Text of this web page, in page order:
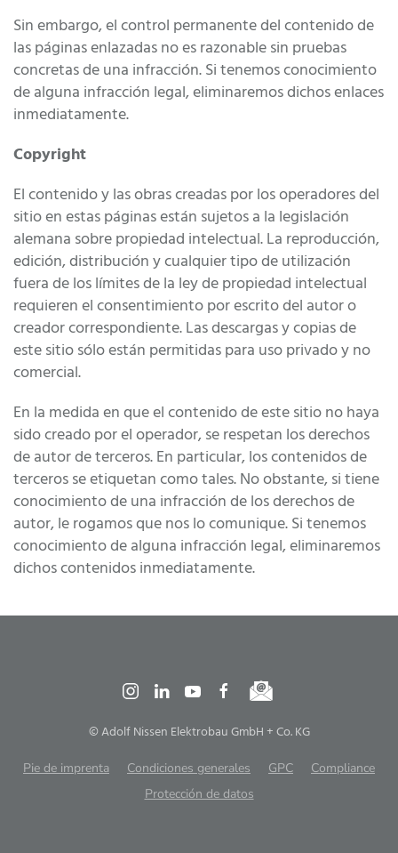
Sin embargo, el control permanente del contenido de
las páginas enlazadas no es razonable sin pruebas
concretas de una infracción. Si tenemos conocimiento
de alguna infracción legal, eliminaremos dichos enlaces
inmediatamente.
Copyright
El contenido y las obras creadas por los operadores del
sitio en estas páginas están sujetos a la legislación
alemana sobre propiedad intelectual. La reproducción,
edición, distribución y cualquier tipo de utilización
fuera de los límites de la ley de propiedad intelectual
requieren el consentimiento por escrito del autor o
creador correspondiente. Las descargas y copias de
este sitio sólo están permitidas para uso privado y no
comercial.
En la medida en que el contenido de este sitio no haya
sido creado por el operador, se respetan los derechos
de autor de terceros. En particular, los contenidos de
terceros se etiquetan como tales. No obstante, si tiene
conocimiento de una infracción de los derechos de
autor, le rogamos que nos lo comunique. Si tenemos
conocimiento de alguna infracción legal, eliminaremos
dichos contenidos inmediatamente.
© Adolf Nissen Elektrobau GmbH + Co. KG
Pie de imprenta Condiciones generales GPC
Compliance
Protección de datos